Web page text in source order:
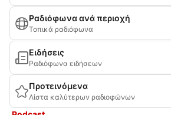
Ραδιόφωνα ανά περιοχή
Τοπικά ραδιόφωνα
Ειδήσεις
Ραδιόφωνα ειδήσεων
Προτεινόμενα
Λίστα καλύτερων ραδιοφώνων